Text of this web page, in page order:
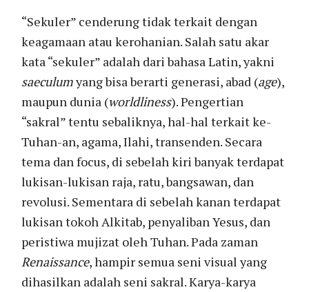
“Sekuler” cenderung tidak terkait dengan
keagamaan atau kerohanian. Salah satu akar
kata “sekuler” adalah dari bahasa Latin, yakni
saeculumyang bisa berarti generasi, abad (age),
maupun dunia (worldliness). Pengertian
“sakral” tentu sebaliknya, hal-hal terkait ke-
Tuhan-an, agama, Ilahi, transenden. Secara
tema dan focus, di sebelah kiri banyak terdapat
lukisan-lukisan raja, ratu, bangsawan, dan
revolusi. Sementara di sebelah kanan terdapat
lukisan tokoh Alkitab, penyaliban Yesus, dan
peristiwa mujizat oleh Tuhan. Pada zaman
Renaissance, hampir semua seni visual yang
dihasilkan adalah seni sakral. Karya-karya